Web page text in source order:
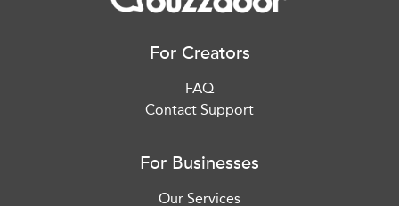
For Creators
FAQ
Contact Support
For Businesses
Our Services